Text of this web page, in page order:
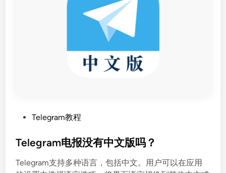
s
e
Telegram教程
Telegram电报没有中文版吗？
Telegram支持多种语言，包括中文。用户可以在应用